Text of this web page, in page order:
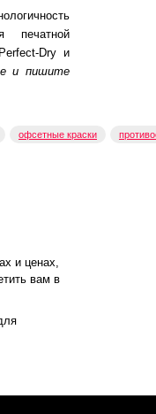
печатной
Dry и
и пишите
офсетные краски
и ценах,
вам в